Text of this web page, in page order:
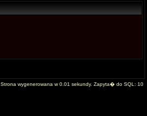
Strona wygenerowana w 0.01 sekundy. Zapyta� do SQL: 10